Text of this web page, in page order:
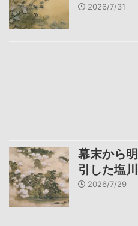
2026/7/31
幕末から
引した塩
2026/7/29